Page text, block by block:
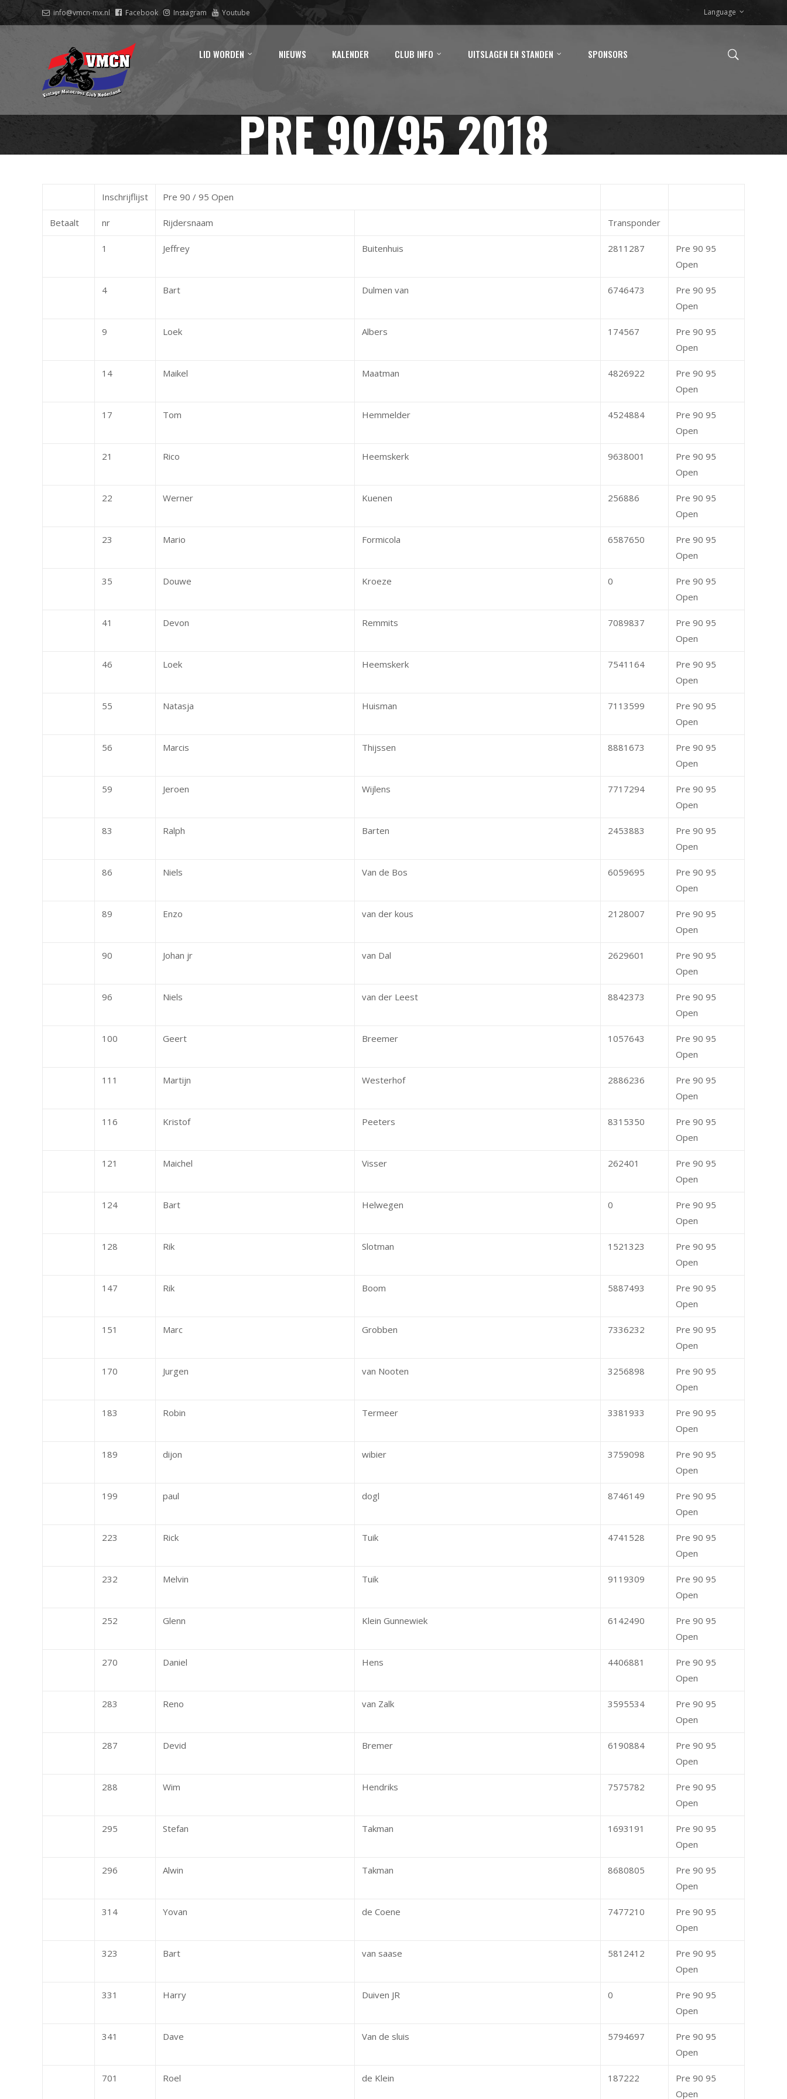
info@vmcn-mx.nl Facebook Instagram Youtube Language
LID WORDEN NIEUWS KALENDER CLUB INFO UITSLAGEN EN STANDEN SPONSORS
PRE 90/95 2018
Inschrijflijst Pre 90 / 95 Open
Betaalt nr Rijdersnaam Transponder
1 Jeffrey Buitenhuis 2811287
Pre 90 95
Open
4 Bart Dulmen van 6746473
Pre 90 95
Open
9 Loek Albers 174567
Pre 90 95
Open
14 Maikel Maatman 4826922
Pre 90 95
Open
17 Tom Hemmelder 4524884
Pre 90 95
Open
21 Rico Heemskerk 9638001
Pre 90 95
Open
22 Werner Kuenen 256886
Pre 90 95
Open
23 Mario Formicola 6587650
Pre 90 95
Open
35 Douwe Kroeze 0
Pre 90 95
Open
41 Devon Remmits 7089837
Pre 90 95
Open
46 Loek Heemskerk 7541164
Pre 90 95
Open
55 Natasja Huisman 7113599
Pre 90 95
Open
56 Marcis Thijssen 8881673
Pre 90 95
Open
59 Jeroen Wijlens 7717294
Pre 90 95
Open
83 Ralph Barten 2453883
Pre 90 95
Open
86 Niels Van de Bos 6059695
Pre 90 95
Open
89 Enzo van der kous 2128007
Pre 90 95
Open
90 Johan jr van Dal 2629601
Pre 90 95
Open
96 Niels van der Leest 8842373
Pre 90 95
Open
100 Geert Breemer 1057643
Pre 90 95
Open
111 Martijn Westerhof 2886236
Pre 90 95
Open
116 Kristof Peeters 8315350
Pre 90 95
Open
121 Maichel Visser 262401
Pre 90 95
Open
124 Bart Helwegen 0
Pre 90 95
Open
128 Rik Slotman 1521323
Pre 90 95
Open
147 Rik Boom 5887493
Pre 90 95
Open
151 Marc Grobben 7336232
Pre 90 95
Open
170 Jurgen van Nooten 3256898
Pre 90 95
Open
183 Robin Termeer 3381933
Pre 90 95
Open
189 dijon wibier 3759098
Pre 90 95
Open
199 paul dogl 8746149
Pre 90 95
Open
223 Rick Tuik 4741528
Pre 90 95
Open
232 Melvin Tuik 9119309
Pre 90 95
Open
252 Glenn Klein Gunnewiek 6142490
Pre 90 95
Open
270 Daniel Hens 4406881
Pre 90 95
Open
283 Reno van Zalk 3595534
Pre 90 95
Open
287 Devid Bremer 6190884
Pre 90 95
Open
288 Wim Hendriks 7575782
Pre 90 95
Open
295 Stefan Takman 1693191
Pre 90 95
Open
296 Alwin Takman 8680805
Pre 90 95
Open
314 Yovan de Coene 7477210
Pre 90 95
Open
323 Bart van saase 5812412
Pre 90 95
Open
331 Harry Duiven JR 0
Pre 90 95
Open
341 Dave Van de sluis 5794697
Pre 90 95
Open
701 Roel de Klein 187222
Pre 90 95
Open